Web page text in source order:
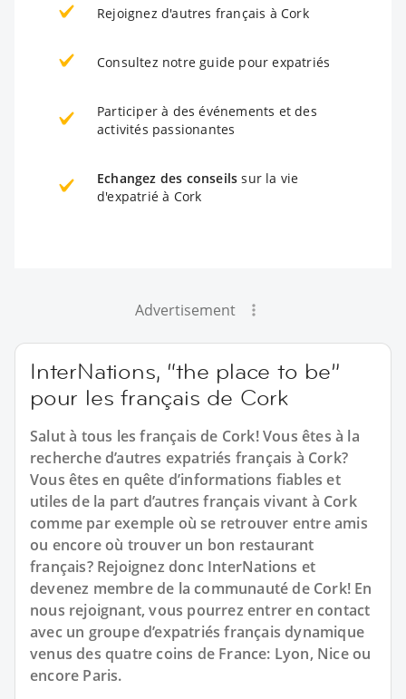
Rejoignez d'autres français à Cork
Consultez notre guide pour expatriés
Participer à des événements et des
activités passionantes
Echangez des conseils sur la vie
d'expatrié à Cork
Advertisement
InterNations, “the place to be”
pour les français de Cork
Salut à tous les français de Cork! Vous êtes à la
recherche d’autres expatriés français à Cork?
Vous êtes en quête d’informations fiables et
utiles de la part d’autres français vivant à Cork
comme par exemple où se retrouver entre amis
ou encore où trouver un bon restaurant
français? Rejoignez donc InterNations et
devenez membre de la communauté de Cork! En
nous rejoignant, vous pourrez entrer en contact
avec un groupe d’expatriés français dynamique
venus des quatre coins de France: Lyon, Nice ou
encore Paris.